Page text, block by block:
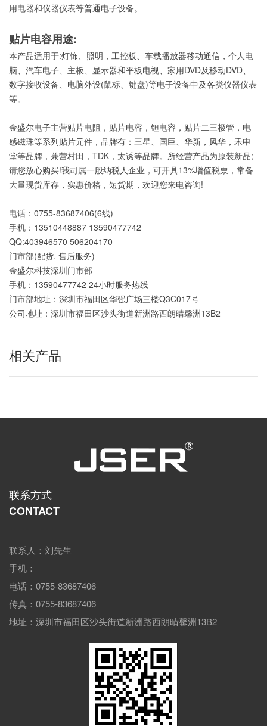
用电器和仪器仪表等普通电子设备。
贴片电容用途:
本产品适用于:灯饰、照明，工控板、车载播放器移动通信，个人电
脑、汽车电子、主板、显示器和平板电视、家用DVD及移动DVD、
数字接收设备、电脑外设(鼠标、键盘)等电子设备中及各类仪器仪表
等。
金盛尔电子主营贴片电阻，贴片电容，钽电容，贴片二三极管，电
感磁珠等系列贴片元件，品牌有：三星、国巨、华新，风华，禾申
堂等品牌，兼营村田，TDK，太诱等品牌。所经营产品为原装新品;
请您放心购买!我司属一般纳税人企业，可开具13%增值税票，常备
大量现货库存，实惠价格，短货期，欢迎您来电咨询!
电话：0755-83687406(6线)
手机：13510448887 13590477742
QQ:403946570 506204170
门市部(配货. 售后服务)
金盛尔科技深圳门市部
手机：13590477742 24小时服务热线
门市部地址：深圳市福田区华强广场三楼Q3C017号
公司地址：深圳市福田区沙头街道新洲路西朗晴馨洲13B2
相关产品
联系方式
CONTACT
联系人：刘先生
手机：
电话：0755-83687406
传真：0755-83687406
地址：深圳市福田区沙头街道新洲路西朗晴馨洲13B2